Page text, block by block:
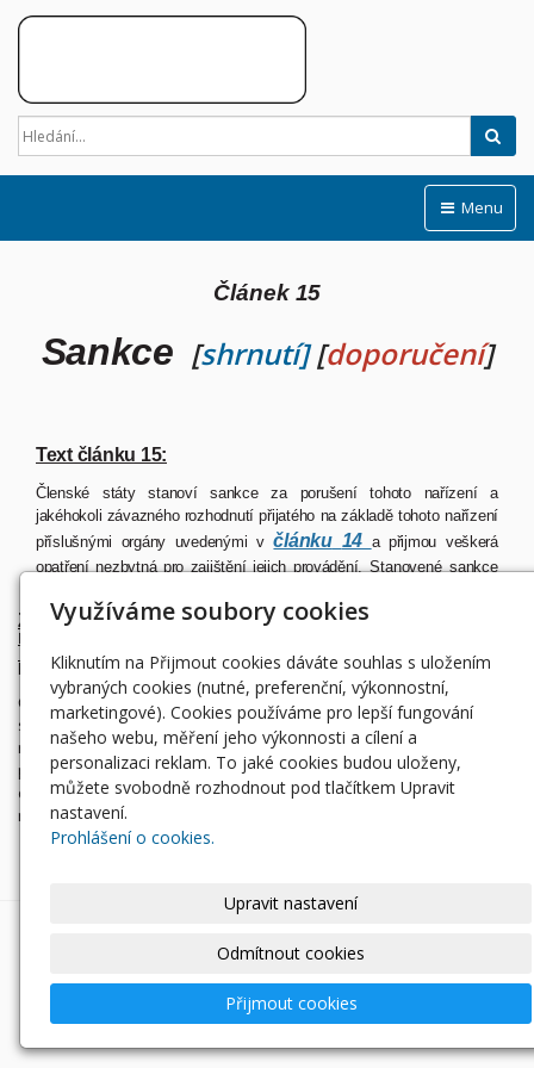
Menu
Článek 15
Sankce [shrnutí][doporučení]
Text článku 15:
Členské státy stanoví sankce za porušení tohoto nařízení
a
jakéhokoli závazného rozhodnutí přijatého na základě tohoto nařízení
příslušnými orgány uvedenými v článku 14 a přijmou veškerá
opatření nezbytná pro zajištění jejich provádění. Stanovenésankce
Z důvodové zprávy se k článku 15 vztahují i tyto
recitaly:
Recital 69:
Členské státy by měly stanovit vhodné, účinné, přiměřené a odrazující
sankce pro případ nedodržení tohoto nařízení
nebo závazného
rozhodnutí přijatého příslušnými orgány včetně případů, kdy
provozovatel sítě nebo subjektveřejného sektoru vědomě
důvodu hrubé nedbalosti prostřednictvím jednotného informačního
místaposkytne
Využíváme soubory cookies
Kliknutím na Přijmout cookies dáváte souhlas s uložením
vybraných cookies (nutné, preferenční, výkonnostní,
marketingové). Cookies používáme pro lepší fungování
našeho webu, měření jeho výkonnosti a cílení a
personalizaci reklam. To jaké cookies budou uloženy,
můžete svobodně rozhodnout pod tlačítkem Upravit
nastavení.
Prohlášení o cookies.
Upravit nastavení
Odmítnout cookies
Přijmout cookies